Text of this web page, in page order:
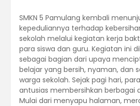
SMKN 5 Pamulang kembali
kepeduliannya terhadap
sekolah melalui kegiatan kerja
para siswa dan guru. Kegiatan ini
sebagai bagian dari upaya
belajar yang bersih, nyaman, dan
warga sekolah. Sejak pagi hari,
antusias membersihkan berbagai
Mulai dari menyapu halaman,